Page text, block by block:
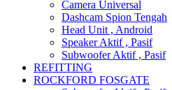
Camera Universal
Dashcam Spion Tengah
Head Unit , Android
Speaker Aktif , Pasif
Subwoofer Aktif , Pasif
REFITTING
ROCKFORD FOSGATE